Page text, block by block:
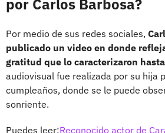
por Carlos Barbosa?
Por medio de sus redes sociales,
publicado un video en donde
gratitud que lo caracterizaron
audiovisual fue realizada por su hija
cumpleaños, donde se le puede
sonriente.
Puedes leer:Reconocido actor de